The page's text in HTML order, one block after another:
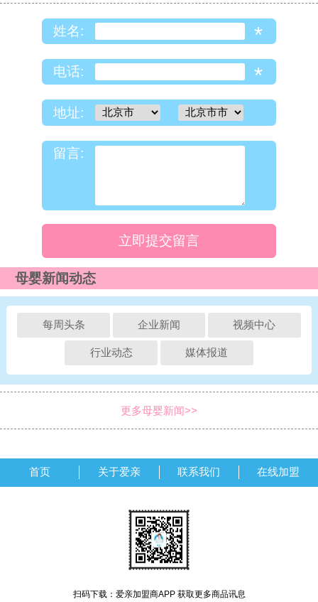
姓名: *
电话: *
地址:
留言:
立即提交留言
母婴新闻动态
每周头条 企业新闻 视频中心
行业动态 媒体报道
更多母婴新闻>>
首页 关于爱亲 联系我们 在线加盟
扫码下载：爱亲加盟商APP 获取更多商品讯息